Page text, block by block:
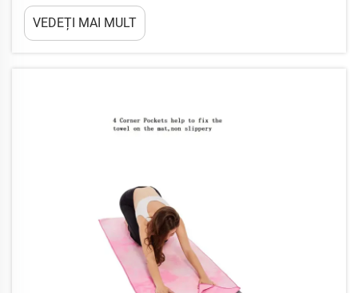
sesiunilor intense de practică. Structura suprafeței, densitatea
fibrelor și modelul de țesere al texturii prosopului pentru ioga în
VEDEȚI MAI MULT